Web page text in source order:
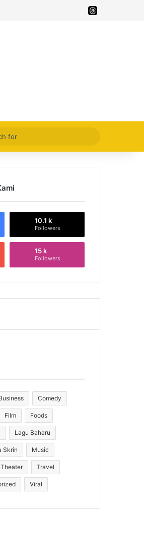
YouTubeInstagram
for
10.1 k
Followers
15 k
Followers
Comedy
Film Foods
Lagu Baharu
Skrin Music
Theater Travel
Viral